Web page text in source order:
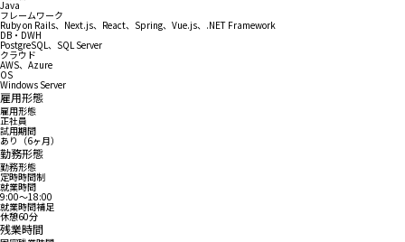
Java
フレームワーク
Ruby on Rails、Next.js、React、Spring、Vue.js、.NET Framework
DB・DWH
PostgreSQL、SQL Server
クラウド
AWS、Azure
OS
Windows Server
雇用形態
雇用形態
正社員
試用期間
あり（6ヶ月）
勤務形態
勤務形態
定時時間制
就業時間
9:00〜18:00
就業時間補足
休憩60分
残業時間